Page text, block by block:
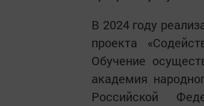
В 2024 году
проекта
Обучение
академия
Российской